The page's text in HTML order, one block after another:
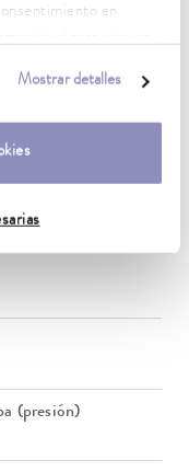
en
Mostrar detalles
(presión)